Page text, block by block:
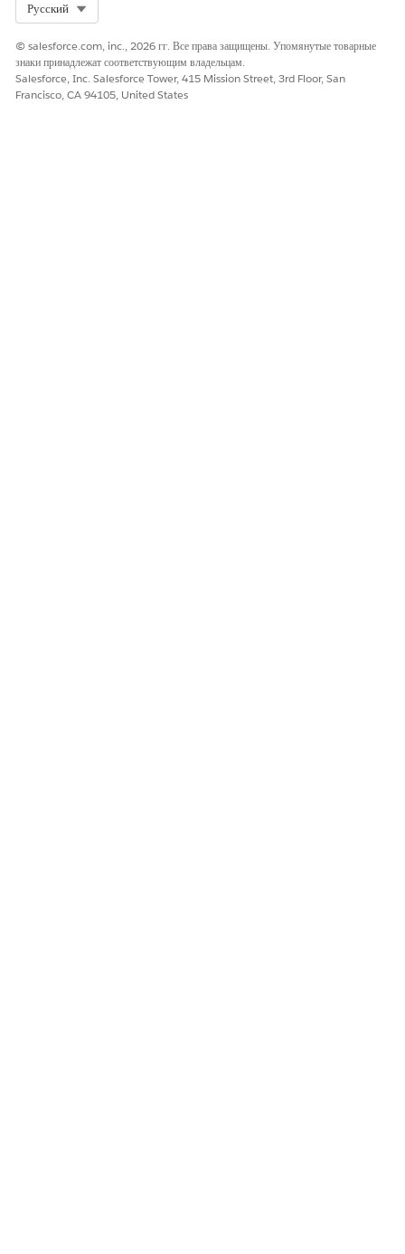
Русский
© salesforce.com, inc., 2026 гг. Все права защищены. Упомянутые товарные
знаки принадлежат соответствующим владельцам.
Salesforce, Inc. Salesforce Tower, 415 Mission Street, 3rd Floor, San
Francisco, CA 94105, United States